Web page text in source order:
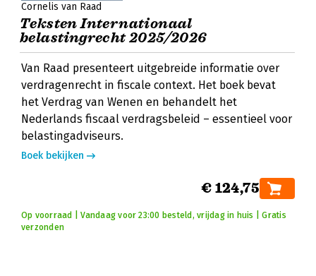
Cornelis van Raad
Teksten Internationaal
belastingrecht 2025/2026
Van Raad presenteert uitgebreide informatie over
verdragenrecht in fiscale context. Het boek bevat
het Verdrag van Wenen en behandelt het
Nederlands fiscaal verdragsbeleid – essentieel voor
belastingadviseurs.
Boek bekijken
€ 124,75
Op voorraad | Vandaag voor 23:00 besteld, vrijdag in huis | Gratis
verzonden